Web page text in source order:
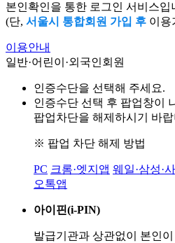
본인확인을 통한 로그인 서비스입
(단, 서울시 통합회원 가입 후 이용
이용안내
일반·어린이·외국인회원
인증수단을 선택해 주세요.
인증수단 선택 후 팝업창이
팝업차단을 해제하시기 바
※ 팝업 차단 해제 방법
PC 크롬·엣지앱 웨일·삼성·
오톡앱
아이핀(i-PIN)
발급기관과 상관없이 본인